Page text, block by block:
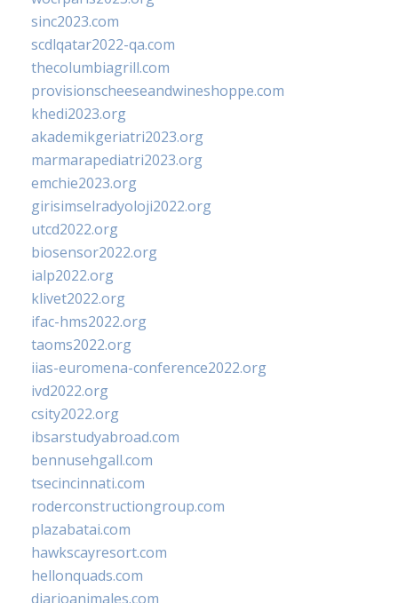
sinc2023.com
scdlqatar2022-qa.com
thecolumbiagrill.com
provisionscheeseandwineshoppe.com
khedi2023.org
akademikgeriatri2023.org
marmarapediatri2023.org
emchie2023.org
girisimselradyoloji2022.org
utcd2022.org
biosensor2022.org
ialp2022.org
klivet2022.org
ifac-hms2022.org
taoms2022.org
iias-euromena-conference2022.org
ivd2022.org
csity2022.org
ibsarstudyabroad.com
bennusehgall.com
tsecincinnati.com
roderconstructiongroup.com
plazabatai.com
hawkscayresort.com
hellonquads.com
diarioanimales.com